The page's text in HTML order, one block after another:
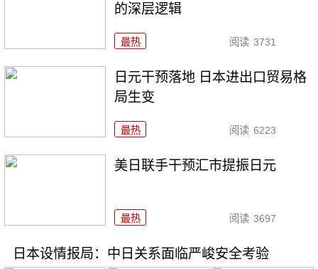
的深层逻辑
最热 阅读 3731
日元干预落地 日本进出口贸易格
局生变
最热 阅读 6223
美日联手干预汇市提振日元
最热 阅读 3697
日本设情报局：中日关系面临严峻安全考验